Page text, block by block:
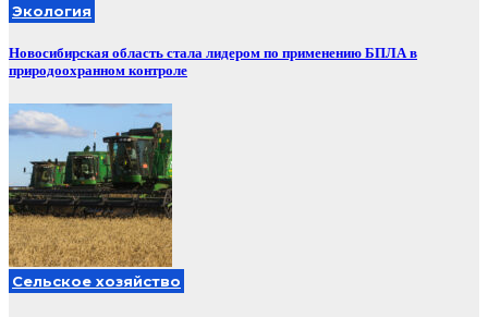
Экология
Новосибирская область стала лидером по применению БПЛА в
природоохранном контроле
Сельское хозяйство